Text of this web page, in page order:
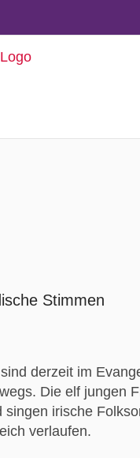
Stimmen
derzeit im
Die elf jungen
irische
verlaufen.